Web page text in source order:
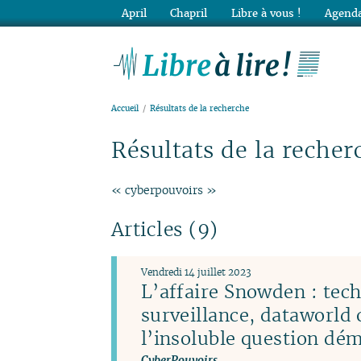
Accueil Résultats de la recherche
Résultats de la
« cyberpouvoirs »
Articles (9)
L’affaire Snowden :
surveillance, dataworld
l’insoluble question
Vendredi 14 juillet 2023
April Chapril Libre à vous !